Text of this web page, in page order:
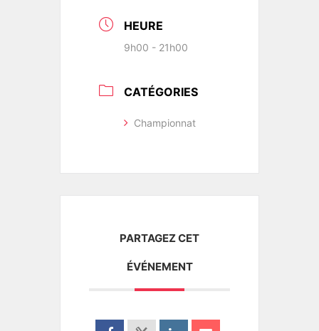
HEURE
9h00 - 21h00
CATÉGORIES
Championnat
PARTAGEZ CET
ÉVÉNEMENT